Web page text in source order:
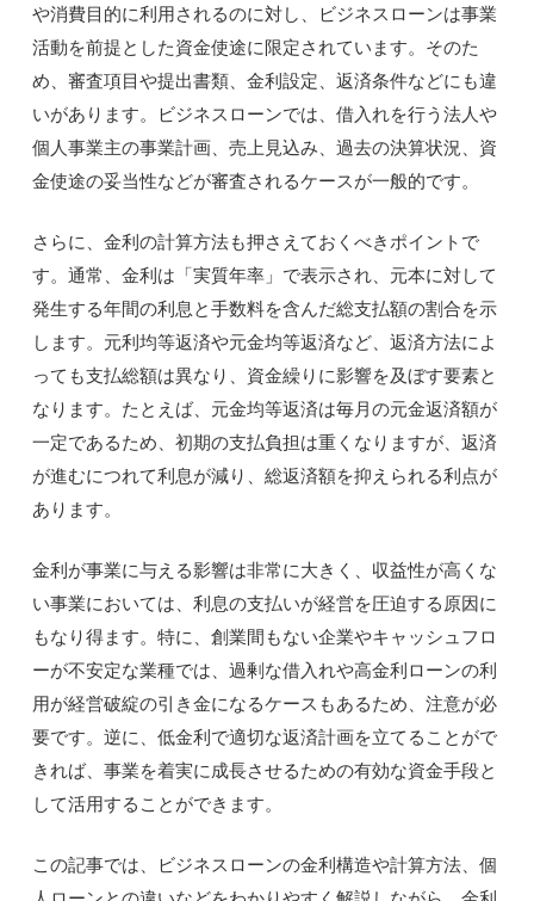
や消費目的に利用されるのに対し、ビジネスローンは事業
活動を前提とした資金使途に限定されています。そのた
め、審査項目や提出書類、金利設定、返済条件などにも違
いがあります。ビジネスローンでは、借入れを行う法人や
個人事業主の事業計画、売上見込み、過去の決算状況、資
金使途の妥当性などが審査されるケースが一般的です。
さらに、金利の計算方法も押さえておくべきポイントで
す。通常、金利は「実質年率」で表示され、元本に対して
発生する年間の利息と手数料を含んだ総支払額の割合を示
します。元利均等返済や元金均等返済など、返済方法によ
っても支払総額は異なり、資金繰りに影響を及ぼす要素と
なります。たとえば、元金均等返済は毎月の元金返済額が
一定であるため、初期の支払負担は重くなりますが、返済
が進むにつれて利息が減り、総返済額を抑えられる利点が
あります。
金利が事業に与える影響は非常に大きく、収益性が高くな
い事業においては、利息の支払いが経営を圧迫する原因に
もなり得ます。特に、創業間もない企業やキャッシュフロ
ーが不安定な業種では、過剰な借入れや高金利ローンの利
用が経営破綻の引き金になるケースもあるため、注意が必
要です。逆に、低金利で適切な返済計画を立てることがで
きれば、事業を着実に成長させるための有効な資金手段と
して活用することができます。
この記事では、ビジネスローンの金利構造や計算方法、個